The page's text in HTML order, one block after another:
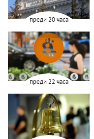
преди 20 часа
преди 22 часа